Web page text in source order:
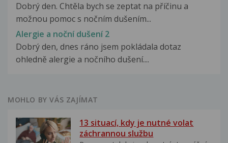
Dobrý den. Chtěla bych se zeptat na příčinu a
možnou pomoc s nočním dušením...
Alergie a noční dušení 2
Dobrý den, dnes ráno jsem pokládala dotaz
ohledně alergie a nočního dušení....
MOHLO BY VÁS ZAJÍMAT
13 situací, kdy je nutné volat
záchrannou službu